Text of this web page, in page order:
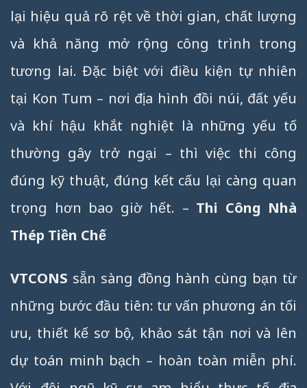
lại hiệu quả rõ rệt về thời gian, chất lượng
và khả năng mở rộng công trình trong
tương lai. Đặc biệt với điều kiện tự nhiên
tại Kon Tum – nơi địa hình đồi núi, đất yếu
và khí hậu khắt nghiệt là những yếu tố
thường gây trở ngại – thì việc thi công
đúng kỹ thuật, đúng kết cấu lại càng quan
trọng hơn bao giờ hết. – Thi Công Nhà
Thép Tiền Chế
VTCONS sẵn sàng đồng hành cùng bạn từ
những bước đầu tiên: tư vấn phương án tối
ưu, thiết kế sơ bộ, khảo sát tận nơi và lên
dự toán minh bạch – hoàn toàn miễn phí.